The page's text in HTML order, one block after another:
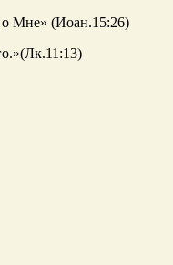
о Мне» (Иоан.15:26)